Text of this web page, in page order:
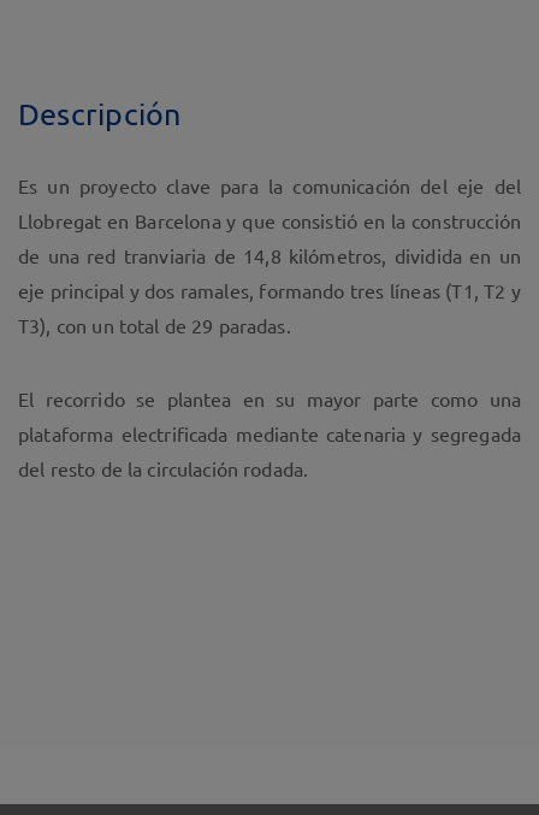
Descripción
Es un proyecto clave para la comunicación del eje del
Llobregat en Barcelona y que consistió en la construcción
de una red tranviaria de 14,8 kilómetros, dividida en un
eje principal y dos ramales, formando tres líneas (T1, T2 y
T3), con un total de 29 paradas.
El recorrido se plantea en su mayor parte como una
plataforma electrificada mediante catenaria y segregada
del resto de la circulación rodada.